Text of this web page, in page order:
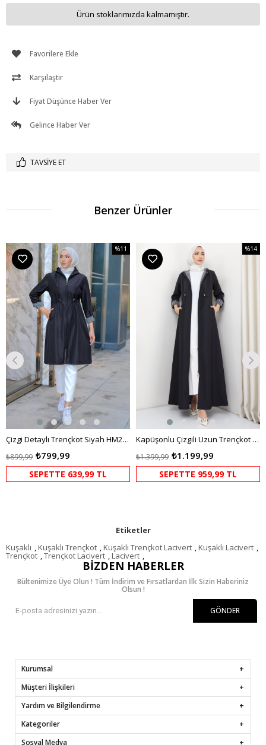
Ürün stoklarımızda kalmamıştır.
Favorilere Ekle
Karşılaştır
Fiyat Düşünce Haber Ver
Gelince Haber Ver
TAVSIYE ET
Benzer Ürünler
Çizgi Detaylı Trençkot Siyah HM2283
₺799,99
₺899,99
%11
İndirim
SEPETTE 639,99 TL
Kapüşonlu Çizgili Uzun Trençkot Siyah HM2332
₺1.199,99
₺1.399,99
%14
SEPETTE 959,99 TL
Etiketler
Kuşaklı
Kuşaklı Trençkot Kuşaklı Trençkot Lacivert Kuşaklı Lacivert
Trençkot Trençkot Lacivert Lacivert
BIZDEN HABERLER
Bültenimize Üye Olun ! Tüm İndirim ve Fırsatlardan İlk Sizin Haberiniz
Olsun !
GÖNDER
Kurumsal
Müşteri İlişkileri
Yardım ve Bilgilendirme
Kategoriler
Sosyal Medya